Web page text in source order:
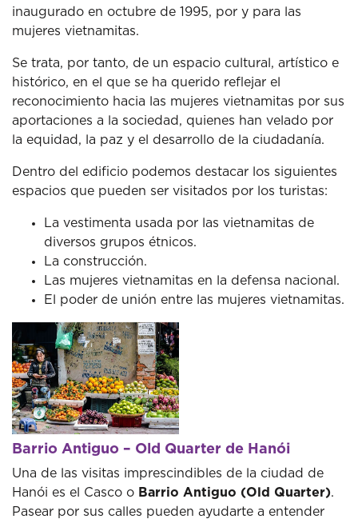
inaugurado en octubre de 1995, por y para las
mujeres vietnamitas.
Se trata, por tanto, de un espacio cultural, artístico e
histórico, en el que se ha querido reflejar el
reconocimiento hacia las mujeres vietnamitas por sus
aportaciones a la sociedad, quienes han velado por
la equidad, la paz y el desarrollo de la ciudadanía.
Dentro del edificio podemos destacar los siguientes
espacios que pueden ser visitados por los turistas:
La vestimenta usada por las vietnamitas de
diversos grupos étnicos.
La construcción.
Las mujeres vietnamitas en la defensa nacional.
El poder de unión entre las mujeres vietnamitas.
Barrio Antiguo – Old Quarter de Hanói
Una de las visitas imprescindibles de la ciudad de
Hanói es el Casco o Barrio Antiguo (Old Quarter).
Pasear por sus calles pueden ayudarte a entender